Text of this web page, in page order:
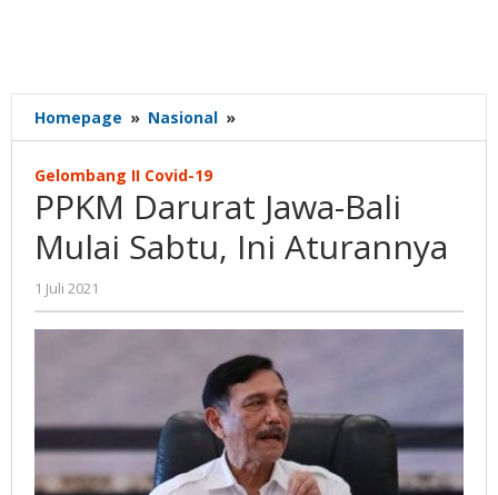
Homepage » Nasional »
Darurat
Mulai
Sabtu,
Ini
Gelombang II Covid-19
PPKM Darurat Jawa-Bali
Mulai Sabtu, Ini Aturannya
1 Juli 2021
Gatot
Susanto